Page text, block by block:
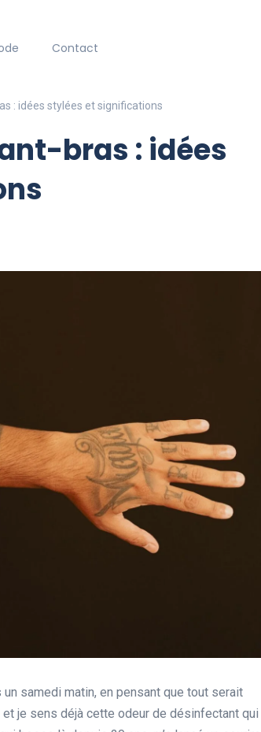
Contact
: idées stylées et significations
bras : idées
samedi matin, en pensant que tout serait
je sens déjà cette odeur de désinfectant qui